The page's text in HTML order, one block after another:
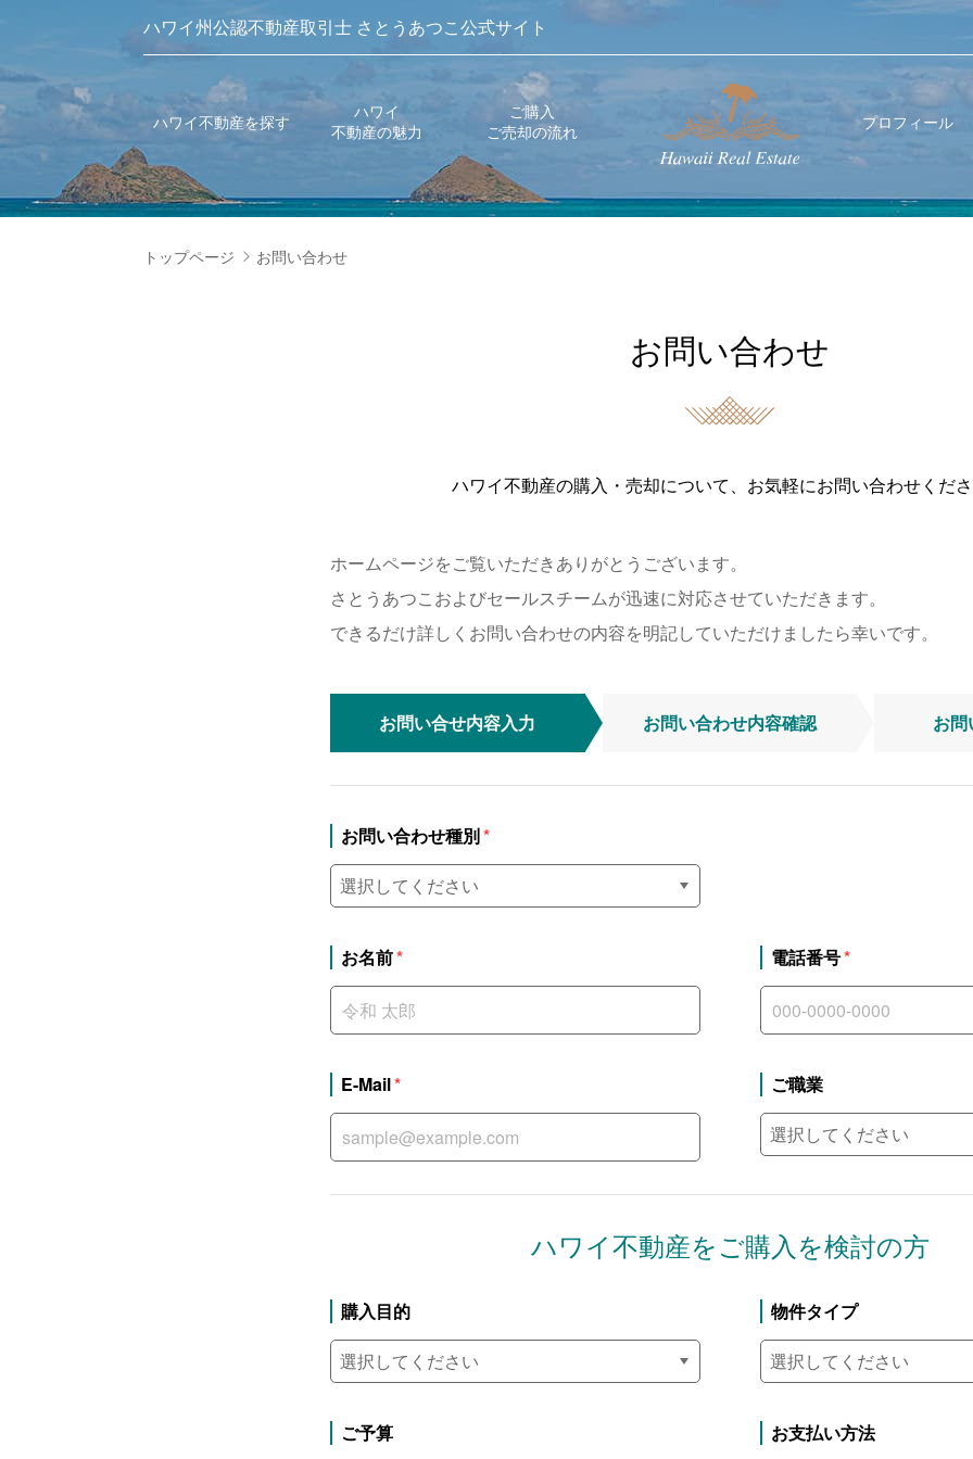
ハワイ州公認不動産取引士 さとうあつこ公式サイト
ハワイ不動産を探す
ハワイ
不動産の魅力
ご購入
ご売却の流れ
プロフィール
トップページ お問い合わせ
お問い合わせ
ハワイ不動産の購入・売却について、お気軽にお問い合わせくださ
ホームページをご覧いただきありがとうございます。
さとうあつこおよびセールスチームが迅速に対応させていただきます。
できるだけ詳しくお問い合わせの内容を明記していただけましたら幸いです。
お問い合せ内容入力 お問い合わせ内容確認 お問
お問い合わせ種別
お名前 電話番号
E-Mail ご職業
ハワイ不動産をご購入を検討の方
購入目的 物件タイプ
ご予算 お支払い方法